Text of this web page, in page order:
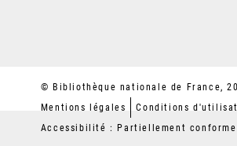
© Bibliothèque nationale de France,
Mentions légales
Conditions
Accessibilité : Partiellement conforme